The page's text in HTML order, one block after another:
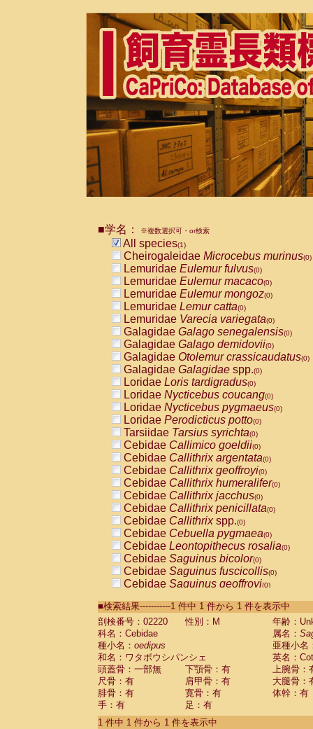
■学名： ※複数選択可・or検索
All species(1)
Cheirogaleidae Microcebus murinus(0)
Lemuridae Eulemur fulvus(0)
Lemuridae Eulemur macaco(0)
Lemuridae Eulemur mongoz(0)
Lemuridae Lemur catta(0)
Lemuridae Varecia variegata(0)
Galagidae Galago senegalensis(0)
Galagidae Galago demidovii(0)
Galagidae Otolemur crassicaudatus(0)
Galagidae Galagidae spp.(0)
Loridae Loris tardigradus(0)
Loridae Nycticebus coucang(0)
Loridae Nycticebus pygmaeus(0)
Loridae Perodicticus potto(0)
Tarsiidae Tarsius syrichta(0)
Cebidae Callimico goeldii(0)
Cebidae Callithrix argentata(0)
Cebidae Callithrix geoffroyi(0)
Cebidae Callithrix humeralifer(0)
Cebidae Callithrix jacchus(0)
Cebidae Callithrix penicillata(0)
Cebidae Callithrixspp.(0)
Cebidae Cebuella pygmaea(0)
Cebidae Leontopithecus rosalia(0)
Cebidae Saguinus bicolor(0)
Cebidae Saguinus fuscicollis(0)
Cebidae Saguinus geoffroyi(0)
CebidaeSaguinus labiatus(0)
Cebidae Saguinus leucopus (0)
Cebidae
Cebidae
CebidaeSaguinus nigricollis (0)
Cebidae Saguinus oedipus
Cebidae Saguinus weddelli
Cebidae Saguinusspp.
Cebidae Aotus trivirgatus
Cebidae Cebus albifrons
■検索結果-----------1 件中 1 件から 1 件を表示中
剖検番号：02220
性別：M
年齢：
科名：Cebidae
属名：
種小名： oedipus
亜種小名
和名：ワタボウシパンシェ
英名：
頭蓋骨：一部無
下顎骨：有
上腕骨：
尺骨：有
肩甲骨：有
大腿骨：
腓骨：有
寛骨：有
体幹：有
手：有
足：有
1 件中 1 件から 1 件を表示中